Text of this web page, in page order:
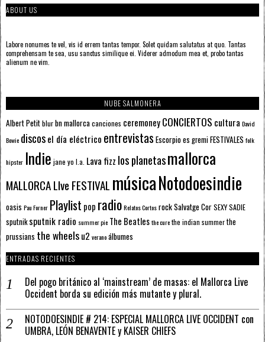
ABOUT US
Labore nonumes te vel, vis id errem tantas tempor. Solet quidam salutatus at quo. Tantas
comprehensam te sea, usu sanctus similique ei. Viderer admodum mea et, probo tantas
alienum ne vim.
NUBE SALMONERA
Albert Petitblurbn mallorcacanciones ceremoneyCONCIERTOS cultura David
Bowie discosel día eléctrico entrevistas Escorpioes gremiFESTIVALES folk
hipster Indie jane yo l.a. Lava fizz los planetasmallorca
MALLORCA LIve FESTIVAL músicaNotodoesindie
oasis Pau Forner Playlist pop radioRelatos CortosrockSalvatge CorSEXY SADIE
sputnik sputnik radio summer pie The Beatlesthe curethe indian summerthe
prussians the wheelsu2 veranoálbumes
ENTRADAS RECIENTES
Del pogo británico al ‘mainstream’ de masas: el Mallorca Live
Occident borda su edición más mutante y plural.
NOTODOESINDIE # 214: ESPECIAL MALLORCA LIVE OCCIDENT con
UMBRA, LEÓN BENAVENTE y KAISER CHIEFS